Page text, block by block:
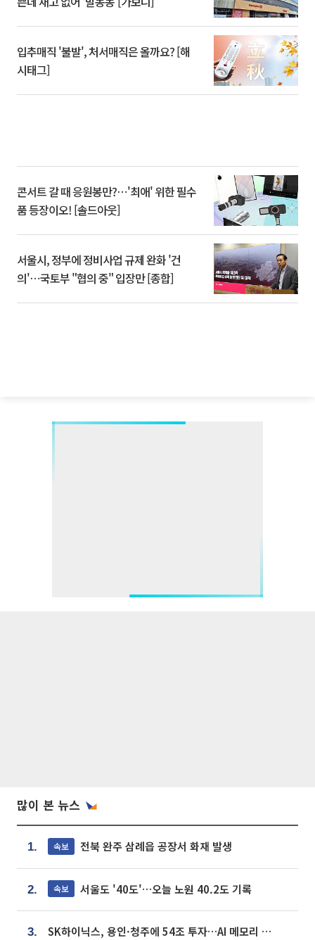
입추매직 '불발', 처서매직은 올까요? [해
시태그]
콘서트 갈 때 응원봉만?⋯'최애' 위한 필수
품 등장이오! [솔드아웃]
서울시, 정부에 정비사업 규제 완화 '건
의'⋯국토부 "협의 중" 입장만 [종합]
많이 본 뉴스
1. 속보 전북 완주 삼례읍 공장서 화재 발생
2. 속보 서울도 '40도'…오늘 노원 40.2도 기록
3. SK하이닉스, 용인·청주에 54조 투자…AI 메모리 생산기지 키운다